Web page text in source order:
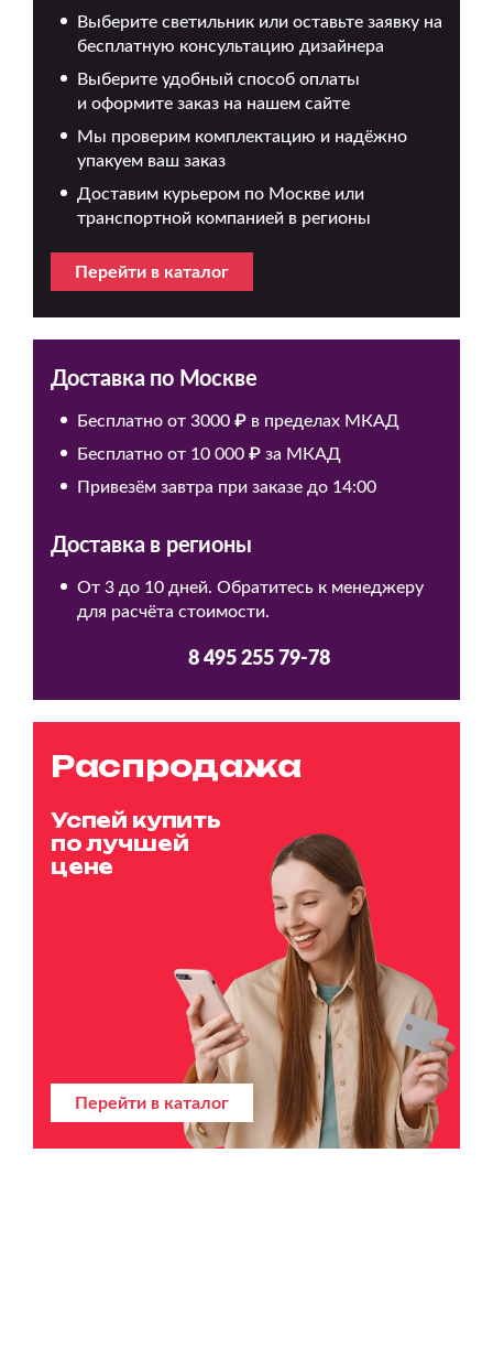
Выберите светильник или оставьте заявку на
бесплатную консультацию дизайнера
Выберите удобный способ оплаты
и оформите заказ на нашем сайте
Мы проверим комплектацию и надёжно
упакуем ваш заказ
Доставим курьером по Москве или
транспортной компанией в регионы
Перейти в каталог
Доставка по Москве
Бесплатно от 3000 ₽ в пределах МКАД
Бесплатно от 10 000 ₽ за МКАД
Привезём завтра при заказе до 14:00
Доставка в регионы
От 3 до 10 дней. Обратитесь к менеджеру
для расчёта стоимости.
8 495 255 79-78
Распродажа
Успей купить
по лучшей
цене
Перейти в каталог